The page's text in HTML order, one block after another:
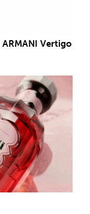
Vertigo